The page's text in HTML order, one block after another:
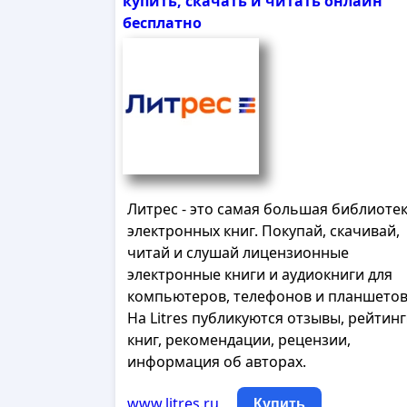
бесплатно
Литрес - это самая большая
электронных книг. Покупай, скачивай,
читай и слушай лицензионные
электронные книги и аудиокниги для
компьютеров, телефонов и
На Litres публикуются отзывы,
книг, рекомендации, рецензии,
информация об авторах.
Купить